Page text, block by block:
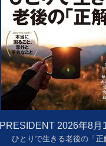
PRESIDENT 2026年8月
ひとりで生きる老後の「正